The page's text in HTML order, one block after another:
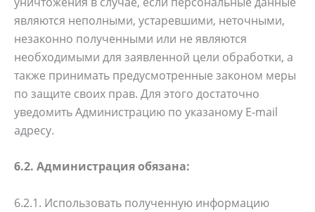
являются неполными, устаревшими, неточными,
незаконно полученными или не являются
необходимыми для заявленной цели обработки, а
также принимать предусмотренные законом меры
по защите своих прав. Для этого достаточно
уведомить Администрацию по указаному E-mail
адресу.
6.2. Администрация обязана:
6.2.1. Использовать полученную информацию